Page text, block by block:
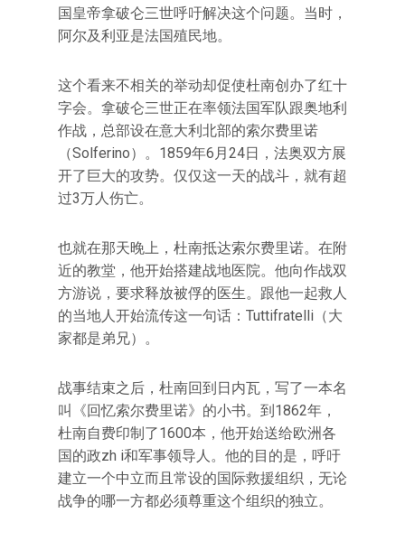
国皇帝拿破仑三世呼吁解决这个问题。当时，
阿尔及利亚是法国殖民地。
这个看来不相关的举动却促使杜南创办了红十
字会。拿破仑三世正在率领法国军队跟奥地利
作战，总部设在意大利北部的索尔费里诺
（Solferino）。1859年6月24日，法奥双方展
开了巨大的攻势。仅仅这一天的战斗，就有超
过3万人伤亡。
也就在那天晚上，杜南抵达索尔费里诺。在附
近的教堂，他开始搭建战地医院。他向作战双
方游说，要求释放被俘的医生。跟他一起救人
的当地人开始流传这一句话：Tuttifratelli（大
家都是弟兄）。
战事结束之后，杜南回到日内瓦，写了一本名
叫《回忆索尔费里诺》的小书。到1862年，
杜南自费印制了1600本，他开始送给欧洲各
国的政zh i和军事领导人。他的目的是，呼吁
建立一个中立而且常设的国际救援组织，无论
战争的哪一方都必须尊重这个组织的独立。